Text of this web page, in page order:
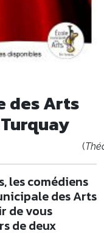
des Arts
(
les comédiens
des Arts
de vous
de deux